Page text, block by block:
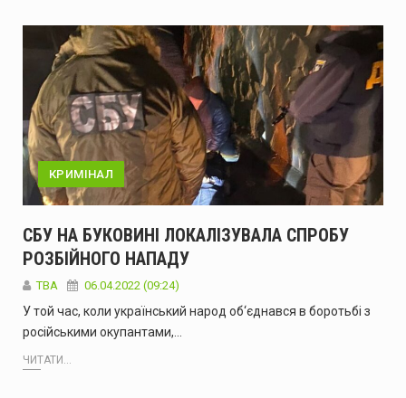
КРИМІНАЛ
СБУ НА БУКОВИНІ ЛОКАЛІЗУВАЛА СПРОБУ
РОЗБІЙНОГО НАПАДУ
ТВА 06.04.2022 (09:24)
У той час, коли український народ об‘єднався в боротьбі з
російськими окупантами,…
ЧИТАТИ...